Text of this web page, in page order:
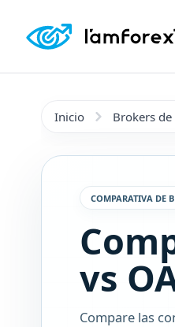
Inicio Brokers de
COMPARATIVA DE
vs
Compare las